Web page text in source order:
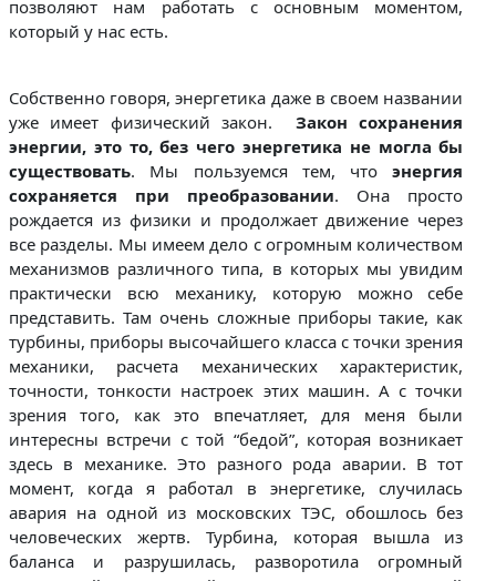
позволяют нам работать с основным моментом,
который у нас есть.
Собственно говоря, энергетика даже в своем названии
уже имеет физический закон. Закон сохранения
энергии, это то, без чего энергетика не могла бы
существовать. Мы пользуемся тем, чтоэнергия
сохраняется при преобразовании. Она просто
рождается из физики и продолжает движение через
все разделы. Мы имеем дело с огромным количеством
механизмов различного типа, в которых мы увидим
практически всю механику, которую можно себе
представить. Там очень сложные приборы такие, как
турбины, приборы высочайшего класса с точки зрения
механики, расчета механических характеристик,
точности, тонкости настроек этих машин. А с точки
зрения того, как это впечатляет, для меня были
интересны встречи с той “бедой”, которая возникает
здесь в механике. Это разного рода аварии. В тот
момент, когда я работал в энергетике, случилась
авария на одной из московских ТЭС, обошлось без
человеческих жертв. Турбина, которая вышла из
баланса и разрушилась, разворотила огромный